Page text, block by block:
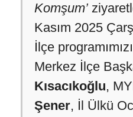
Komşum’
Kasım 2025
İlçe
Merkez İlçe
Kısacıkoğlu,
Şener, İl Ülkü